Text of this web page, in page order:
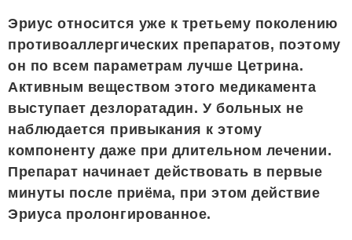
Эриус относится уже к третьему поколению
противоаллергических препаратов, поэтому
он по всем параметрам лучше Цетрина.
Активным веществом этого медикамента
выступает дезлоратадин. У больных не
наблюдается привыкания к этому
компоненту даже при длительном лечении.
Препарат начинает действовать в первые
минуты после приёма, при этом действие
Эриуса пролонгированное.